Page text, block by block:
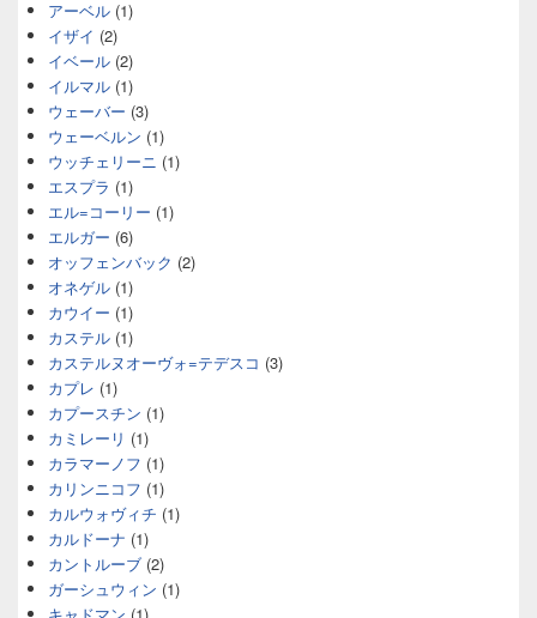
アーベル (1)
イザイ (2)
イベール (2)
イルマル (1)
ウェーバー (3)
ウェーベルン (1)
ウッチェリーニ (1)
エスプラ (1)
エル=コーリー (1)
エルガー (6)
オッフェンバック (2)
オネゲル (1)
カウイー (1)
カステル (1)
カステルヌオーヴォ=テデスコ (3)
カプレ (1)
カプースチン (1)
カミレーリ (1)
カラマーノフ (1)
カリンニコフ (1)
カルウォヴィチ (1)
カルドーナ (1)
カントルーブ (2)
ガーシュウィン (1)